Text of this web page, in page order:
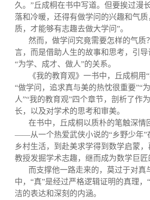
久。”丘成桐在书中写道。但要挨过漫
落和冷暖，还得有做学问的兴趣和气质
质，才能够有志趣去做大学问”。
然而，做学问究竟需要怎样的气质
言，而是借助人生的故事和思考，引
“为学、成才、做人”的关系。
《我的教育观》一书中，丘成桐用
“做学问，追求真与美的热忱很重要”“
人”“我的教育观”四个章节，剖析了作
长，以及对学术的思考和审美。
在书中，丘成桐以质朴的笔触深情
——从一个热爱武侠小说的“乡野少年”
乡村生活，到赴美求学得到数学启蒙
教授发掘学术志趣，继而成为数学巨匠
而支撑他一路走来的，莫过于对真
中，“真”是经过严格逻辑证明的真理，
洁的表达和深刻的内涵。